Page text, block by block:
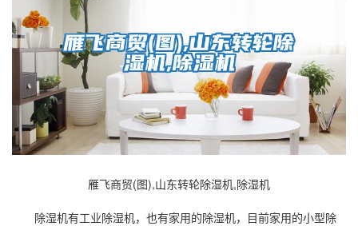
雁飞商贸(图),山东转轮除湿机,除湿机
除湿机有工业除湿机，也有家用的除湿机，目前家用的小型除